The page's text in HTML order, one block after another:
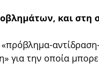
και στη
για την οποία